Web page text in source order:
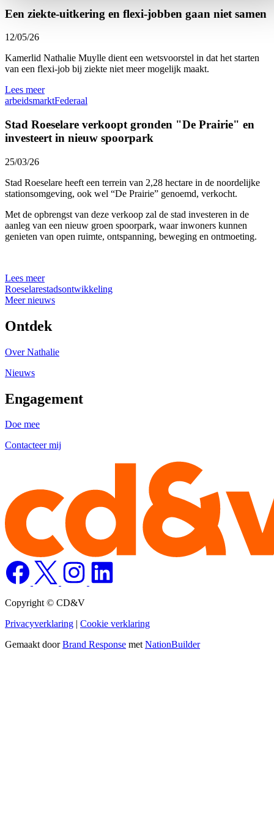
Een ziekte-uitkering en flexi-jobben gaan niet samen
12/05/26
Kamerlid Nathalie Muylle dient een wetsvoorstel in dat het starten
van een flexi-job bij ziekte niet meer mogelijk maakt.
Lees meer
arbeidsmarktFederaal
Stad Roeselare verkoopt gronden "De Prairie" en
investeert in nieuw spoorpark
25/03/26
Stad Roeselare heeft een terrein van 2,28 hectare in de noordelijke
stationsomgeving, ook wel “De Prairie” genoemd, verkocht.
Met de opbrengst van deze verkoop zal de stad investeren in de
aanleg van een nieuw groen spoorpark, waar inwoners kunnen
genieten van open ruimte, ontspanning, beweging en ontmoeting.
Lees meer
Roeselarestadsontwikkeling
Meer nieuws
Ontdek
Over Nathalie
Nieuws
Engagement
Doe mee
Contacteer mij
Copyright © CD&V
Privacyverklaring | Cookie verklaring
Gemaakt doorBrand Response metNationBuilder